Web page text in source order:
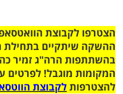
ההשקה שיתקיים בתחילת
בהשתתפות הרה"ג זמיר
המקומות מוגבל! לפרטים
להצטרפותלקבוצת